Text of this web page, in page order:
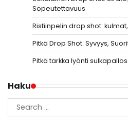
Sopeutettavuus
Ristiinpelin drop shot:
Pitkä Drop Shot: Syvyys,
Pitkä tarkka lyönti
Haku
Search
for: